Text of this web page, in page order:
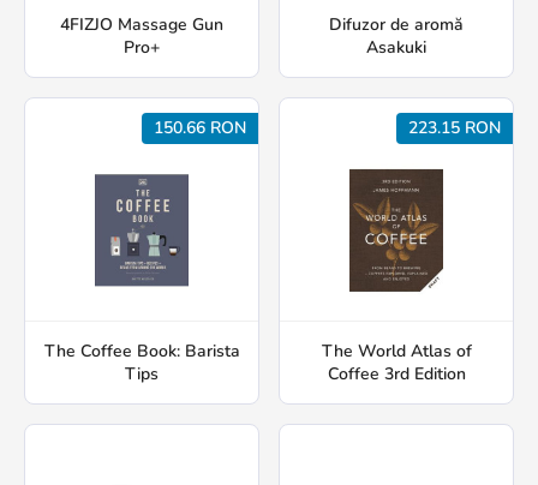
4FIZJO Massage Gun
Pro+
Difuzor de aromă
Asakuki
150.66 RON
The Coffee Book: Barista
Tips
223.15 RON
The World Atlas of
Coffee 3rd Edition